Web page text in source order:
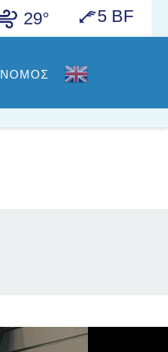
29° 5 BF
ΝΟΜΟΣ